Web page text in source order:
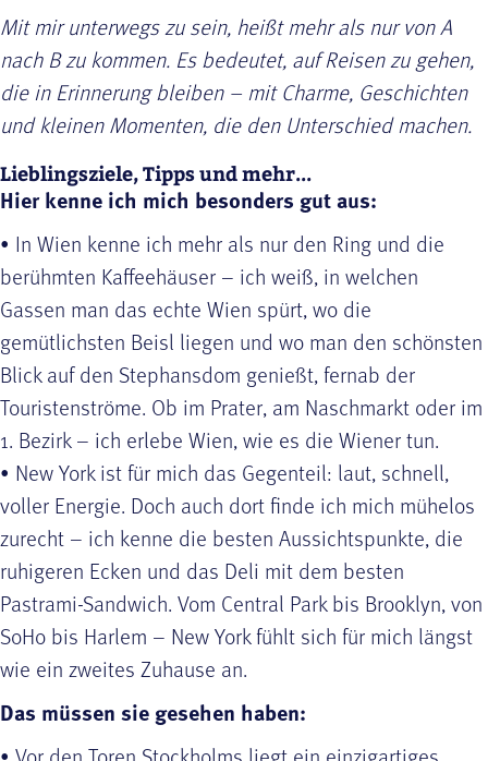
Mit mir unterwegs zu sein, heißt mehr als nur von A
nach B zu kommen. Es bedeutet, auf Reisen zu gehen,
die in Erinnerung bleiben – mit Charme, Geschichten
und kleinen Momenten, die den Unterschied machen.
Lieblingsziele, Tipps und mehr...
Hier kenne ich mich besonders gut aus:
• In Wien kenne ich mehr als nur den Ring und die
berühmten Kaffeehäuser – ich weiß, in welchen
Gassen man das echte Wien spürt, wo die
gemütlichsten Beisl liegen und wo man den schönsten
Blick auf den Stephansdom genießt, fernab der
Touristenströme. Ob im Prater, am Naschmarkt oder im
1. Bezirk – ich erlebe Wien, wie es die Wiener tun.
• New York ist für mich das Gegenteil: laut, schnell,
voller Energie. Doch auch dort finde ich mich mühelos
zurecht – ich kenne die besten Aussichtspunkte, die
ruhigeren Ecken und das Deli mit dem besten
Pastrami-Sandwich. Vom Central Park bis Brooklyn, von
SoHo bis Harlem – New York fühlt sich für mich längst
wie ein zweites Zuhause an.
Das müssen sie gesehen haben: